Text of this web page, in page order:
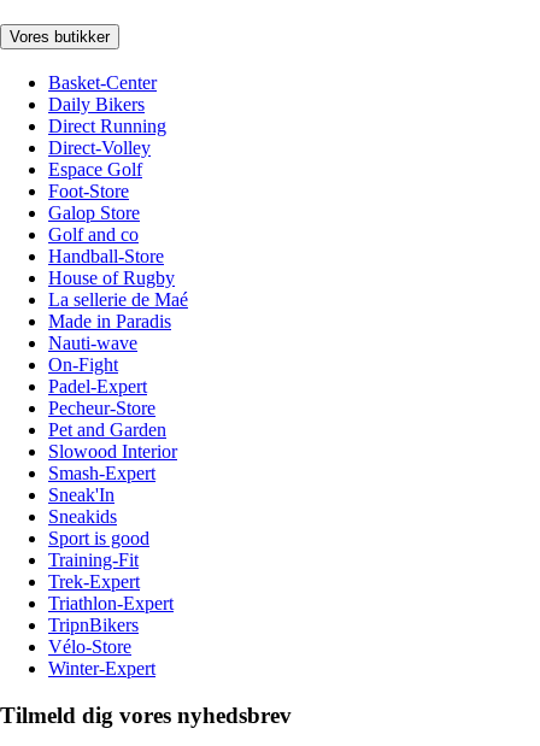
Vores butikker
Basket-Center
Daily Bikers
Direct Running
Direct-Volley
Espace Golf
Foot-Store
Galop Store
Golf and co
Handball-Store
House of Rugby
La sellerie de Maé
Made in Paradis
Nauti-wave
On-Fight
Padel-Expert
Pecheur-Store
Pet and Garden
Slowood Interior
Smash-Expert
Sneak'In
Sneakids
Sport is good
Training-Fit
Trek-Expert
Triathlon-Expert
TripnBikers
Vélo-Store
Winter-Expert
Tilmeld dig vores nyhedsbrev